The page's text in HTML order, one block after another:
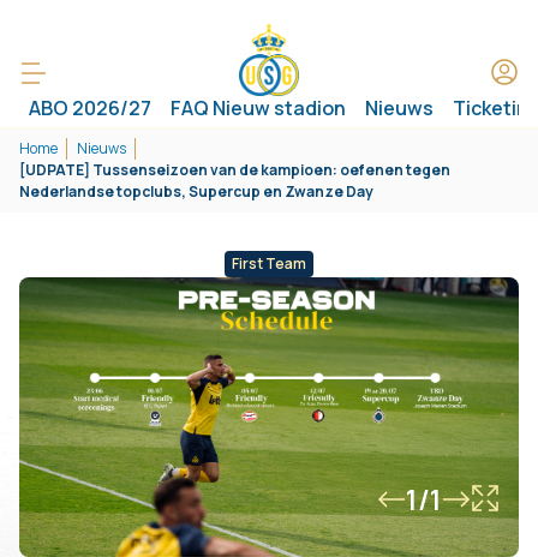
ABO 2026/27 FAQ Nieuw stadion Nieuws
Home
Nieuws
[UDPATE] Tussenseizoen van de kampioen: oefenen tegen
Nederlandse topclubs, Supercup en Zwanze Day
First Team
1/1